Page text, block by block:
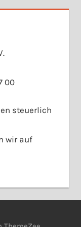
00
steuerlich
wir auf